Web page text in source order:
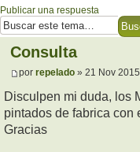
Publicar una respuesta
Consulta
por repelado » 21 Nov
Disculpen mi duda, los
pintados de fabrica con
Gracias